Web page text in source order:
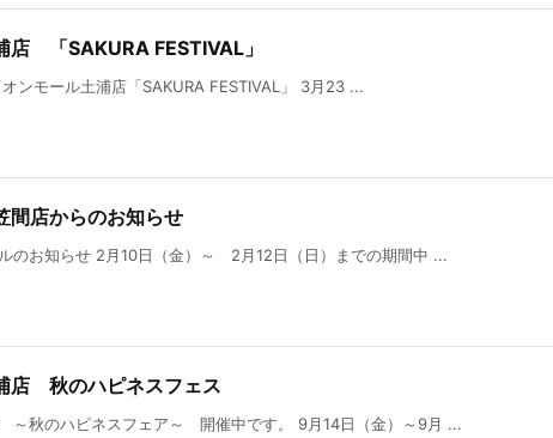
店 「SAKURA FESTIVAL」
ンモール土浦店「SAKURA FESTIVAL」 3月23 ...
間店からのお知らせ
のお知らせ 2月10日（金）～ 2月12日（日）までの期間中 ...
店 秋のハピネスフェス
～秋のハピネスフェア～ 開催中です。 9月14日（金）～9月 ...